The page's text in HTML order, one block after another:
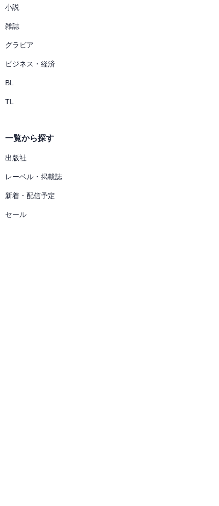
小説
雑誌
グラビア
ビジネス・経済
BL
TL
一覧から探す
出版社
レーベル・掲載誌
新着・配信予定
セール